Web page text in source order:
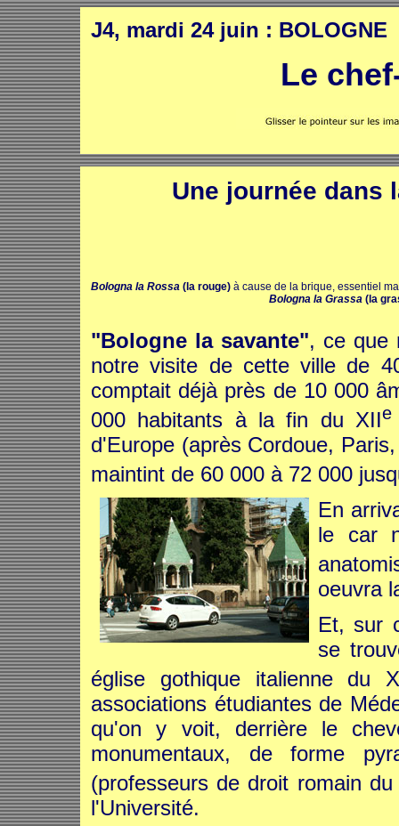
J4, mardi 24 juin : BOLOGNE
Le
Une journée dans
Bologna la Rossa (la rouge) à cause de la brique, essentiel
Bologna la Grassa (la
"Bologne la savante", ce que
notre visite de cette ville de
comptait déjà près de 10 000
000 habitants à la fin du XIIe
d'Europe (après Cordoue,
maintint de 60 000 à 72 000
En
le car
oeuvra
Et, sur
se
église gothique italienne du
associations étudiantes de
qu'on y voit, derrière le
monumentaux, de forme
(professeurs de droit romain
l'Université.